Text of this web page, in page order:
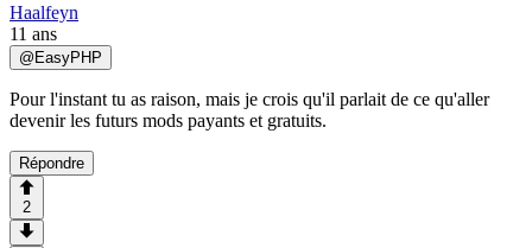
Haalfeyn
11 ans
@EasyPHP
Pour l'instant tu as raison, mais je crois qu'il parlait de ce qu'aller
devenir les futurs mods payants et gratuits.
Répondre
2